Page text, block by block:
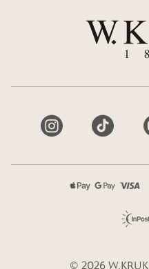
© 2026 W.KRUK